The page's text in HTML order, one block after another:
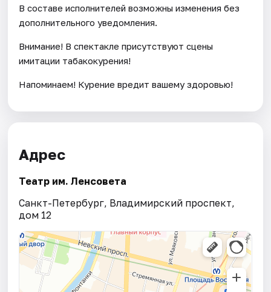
В составе исполнителей возможны изменения без
дополнительного уведомления.
Внимание! В спектакле присутствуют сцены
имитации табакокурения!
Напоминаем! Курение вредит вашему здоровью!
Адрес
Театр им. Ленсовета
Санкт-Петербург, Владимирский проспект,
дом 12